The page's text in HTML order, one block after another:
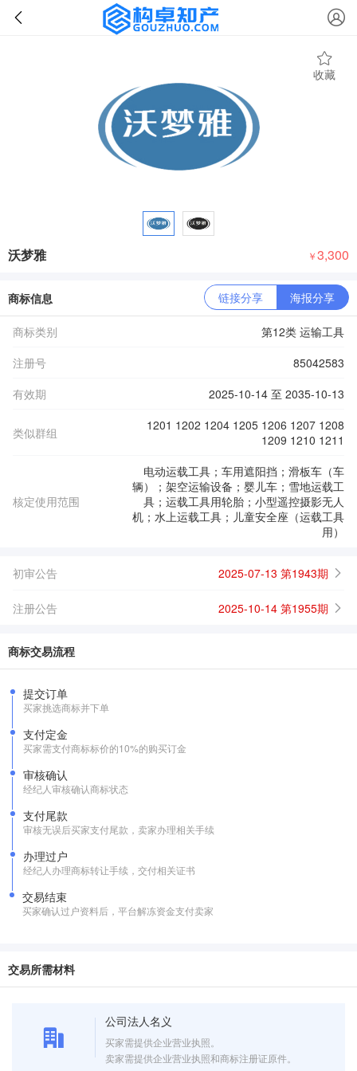
收藏
沃梦雅 ￥3,300
商标信息 链接分享 海报分享
商标类别
第12类 运输工具
注册号
85042583
有效期
2025-10-14 至 2035-10-13
类似群组
1201 1202 1204 1205 1206 1207 1208
1209 1210 1211
核定使用范围
电动运载工具；车用遮阳挡；滑板车（车
辆）；架空运输设备；婴儿车；雪地运载工
具；运载工具用轮胎；小型遥控摄影无人
机；水上运载工具；儿童安全座（运载工具
用）
初审公告 2025-07-13 第1943期
注册公告 2025-10-14 第1955期
商标交易流程
提交订单
买家挑选商标并下单
支付定金
买家需支付商标标价的10%的购买订金
审核确认
经纪人审核确认商标状态
支付尾款
审核无误后买家支付尾款，卖家办理相关手续
办理过户
经纪人办理商标转让手续，交付相关证书
交易结束
买家确认过户资料后，平台解冻资金支付卖家
交易所需材料
公司法人名义
买家需提供企业营业执照。
卖家需提供企业营业执照和商标注册证原件。